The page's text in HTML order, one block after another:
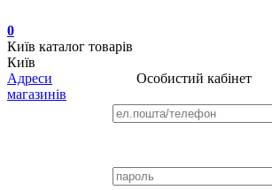
0
Київ каталог товарів
Київ
Адреси
магазинів
Особистий кабінет